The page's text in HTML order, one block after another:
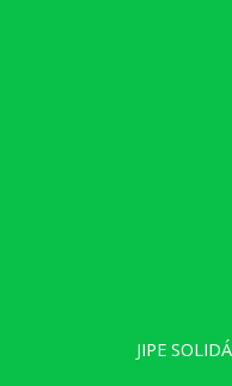
JIPE